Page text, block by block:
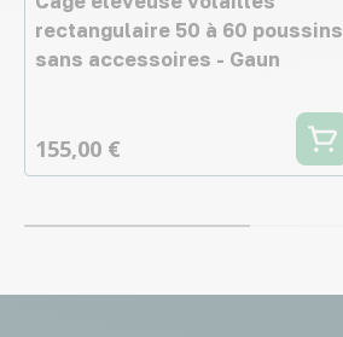
rectangulaire 50 à 60 poussins
sans accessoires - Gaun
155,00 €